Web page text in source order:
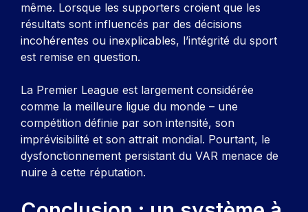
même. Lorsque les supporters croient que les
résultats sont influencés par des décisions
incohérentes ou inexplicables, l’intégrité du sport
est remise en question.
La Premier League est largement considérée
comme la meilleure ligue du monde – une
compétition définie par son intensité, son
imprévisibilité et son attrait mondial. Pourtant, le
dysfonctionnement persistant du VAR menace de
nuire à cette réputation.